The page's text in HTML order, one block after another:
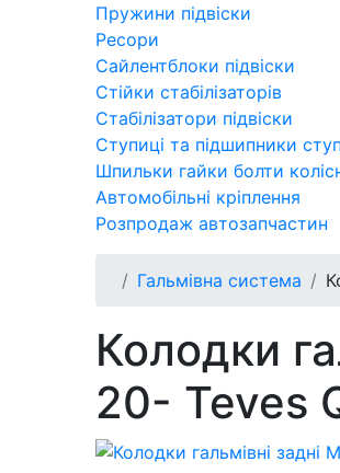
Пружини підвіски
Ресори
Сайлентблоки підвіски
Стійки стабілізаторів
Стабілізатори підвіски
Ступиці та підшипники
Шпильки гайки болти
Автомобільні кріплення
Розпродаж автозапчастин
Гальмівна система
Колодки
20- Teves